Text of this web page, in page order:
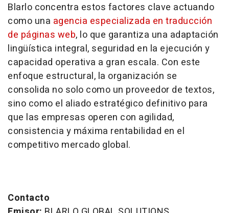
Blarlo concentra estos factores clave actuando
como una agencia especializada en traducción
de páginas web, lo que garantiza una adaptación
lingüística integral, seguridad en la ejecución y
capacidad operativa a gran escala. Con este
enfoque estructural, la organización se
consolida no solo como un proveedor de textos,
sino como el aliado estratégico definitivo para
que las empresas operen con agilidad,
consistencia y máxima rentabilidad en el
competitivo mercado global.
Contacto